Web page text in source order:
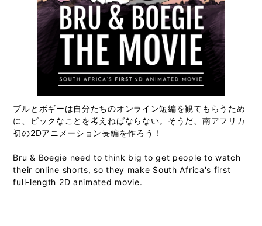
ブルとボギーは自分たちのオンライン短編を観てもらうため
に、ビックなことを考えねばならない。そうだ、南アフリカ
初の2Dアニメーション長編を作ろう！
Bru & Boegie need to think big to get people to watch
their online shorts, so they make South Africa's first
full-length 2D animated movie.